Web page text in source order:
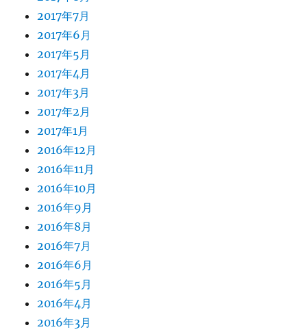
2017年7月
2017年6月
2017年5月
2017年4月
2017年3月
2017年2月
2017年1月
2016年12月
2016年11月
2016年10月
2016年9月
2016年8月
2016年7月
2016年6月
2016年5月
2016年4月
2016年3月